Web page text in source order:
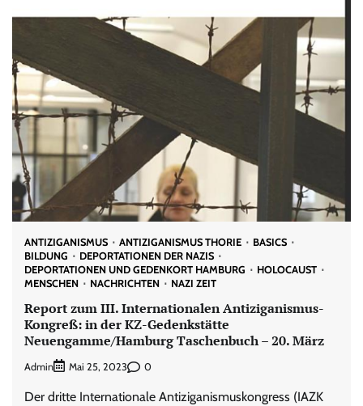
ANTIZIGANISMUS ANTIZIGANISMUS THORIE
BASICS
BILDUNG
DEPORTATIONEN DER NAZIS
DEPORTATIONEN UND GEDENKORT HAMBURG
HOLOCAUST
MENSCHEN
NACHRICHTEN NAZI ZEIT
Report zum III. Internationalen Antiziganismus-
Kongreß: in der KZ-Gedenkstätte
Neuengamme/Hamburg Taschenbuch – 20. März
Admin Mai 25, 2023 0
Der dritte Internationale Antiziganismuskongress (IAZK